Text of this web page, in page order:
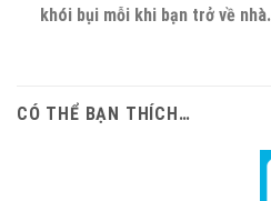
khói bụi mỗi khi bạn trở về nhà.
CÓ THỂ BẠN THÍCH…